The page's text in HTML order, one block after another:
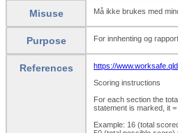
Misuse Må ikke brukes med
Purpose For innhenting og
References
https://
Scoring instructions
For each section the
statement is marked, it
Example: 16 (total